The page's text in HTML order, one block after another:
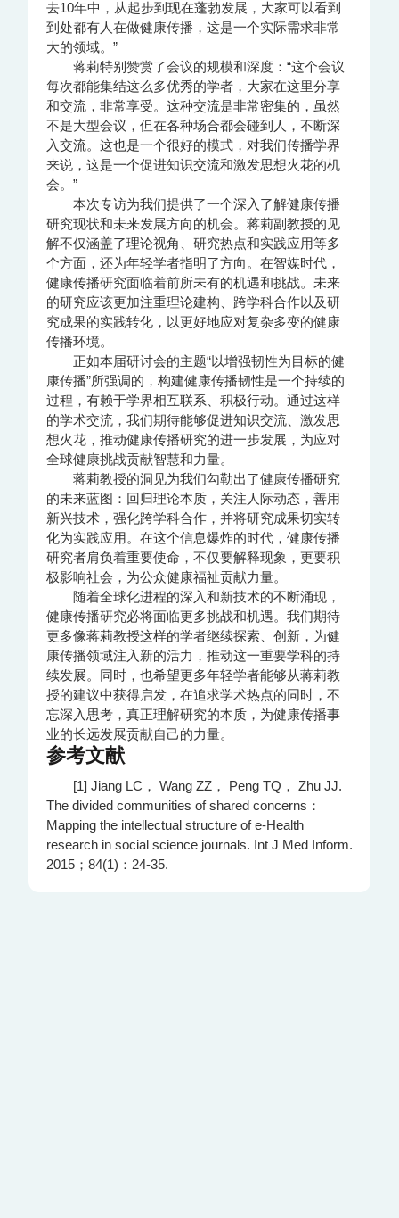
去10年中，从起步到现在蓬勃发展，大家可以看到
到处都有人在做健康传播，这是一个实际需求非常
大的领域。”
蒋莉特别赞赏了会议的规模和深度：“这个会议
每次都能集结这么多优秀的学者，大家在这里分享
和交流，非常享受。这种交流是非常密集的，虽然
不是大型会议，但在各种场合都会碰到人，不断深
入交流。这也是一个很好的模式，对我们传播学界
来说，这是一个促进知识交流和激发思想火花的机
会。”
本次专访为我们提供了一个深入了解健康传播
研究现状和未来发展方向的机会。蒋莉副教授的见
解不仅涵盖了理论视角、研究热点和实践应用等多
个方面，还为年轻学者指明了方向。在智媒时代，
健康传播研究面临着前所未有的机遇和挑战。未来
的研究应该更加注重理论建构、跨学科合作以及研
究成果的实践转化，以更好地应对复杂多变的健康
传播环境。
正如本届研讨会的主题“以增强韧性为目标的健
康传播”所强调的，构建健康传播韧性是一个持续的
过程，有赖于学界相互联系、积极行动。通过这样
的学术交流，我们期待能够促进知识交流、激发思
想火花，推动健康传播研究的进一步发展，为应对
全球健康挑战贡献智慧和力量。
蒋莉教授的洞见为我们勾勒出了健康传播研究
的未来蓝图：回归理论本质，关注人际动态，善用
新兴技术，强化跨学科合作，并将研究成果切实转
化为实践应用。在这个信息爆炸的时代，健康传播
研究者肩负着重要使命，不仅要解释现象，更要积
极影响社会，为公众健康福祉贡献力量。
随着全球化进程的深入和新技术的不断涌现，
健康传播研究必将面临更多挑战和机遇。我们期待
更多像蒋莉教授这样的学者继续探索、创新，为健
康传播领域注入新的活力，推动这一重要学科的持
续发展。同时，也希望更多年轻学者能够从蒋莉教
授的建议中获得启发，在追求学术热点的同时，不
忘深入思考，真正理解研究的本质，为健康传播事
业的长远发展贡献自己的力量。
参考文献
[1] Jiang LC， Wang ZZ， Peng TQ， Zhu JJ.
The divided communities of shared concerns：
Mapping the intellectual structure of e-Health
research in social science journals. Int J Med Inform.
2015；84(1)：24-35.